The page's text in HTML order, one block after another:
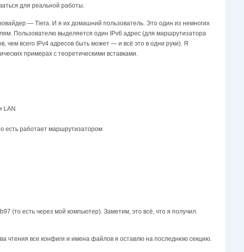
для реальной работы.
— Tierа. И я их домашний пользователь. Это один из немногих
Пользователю выделяется один IPv6 адрес (для маршрутизатора
чем всего IPv4 адресов быть может — и всё это в одни руки). Я
примерах с теоретическими вставками.
LAN
есть работает маршрутизатором
(то есть через мой компьютер). Заметим, это всё, что я получил.
чтения все конфиги и имена файлов я оставлю на последнюю секцию.